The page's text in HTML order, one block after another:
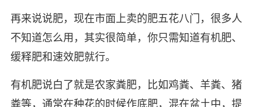
再来说说肥，现在市面上卖的肥五花八门，很多人
不知道怎么用，其实很简单，你只需知道有机肥、
缓释肥和速效肥就行。
有机肥说白了就是农家粪肥，比如鸡粪、羊粪、猪
粪等，通常在种花的时候作底肥，混在盆土中，提